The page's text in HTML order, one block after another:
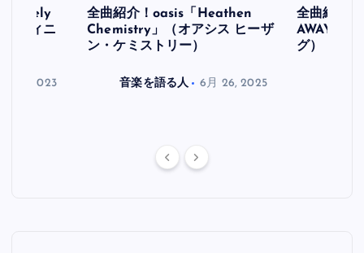
フィニ
30, 2023
全曲紹介！oasis「Heathen
Chemistry」（オアシス ヒーザ
ン・ケミストリー）
音楽を語る人 6月 26, 2025
全曲紹介
AWAY」
グ）